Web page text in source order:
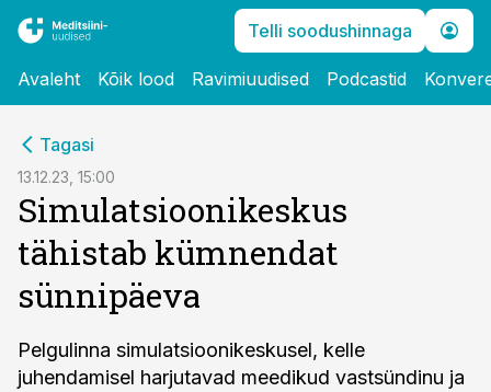
Telli soodushinnaga
Avaleht Kõik lood Ravimiuudised Podcastid
Tagasi
13.12.23, 15:00
Simulatsioonikeskus
tähistab kümnendat
sünnipäeva
Pelgulinna simulatsioonikeskusel, kelle
juhendamisel harjutavad meedikud vastsündinu ja